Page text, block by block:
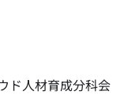
ド人材育成分科会